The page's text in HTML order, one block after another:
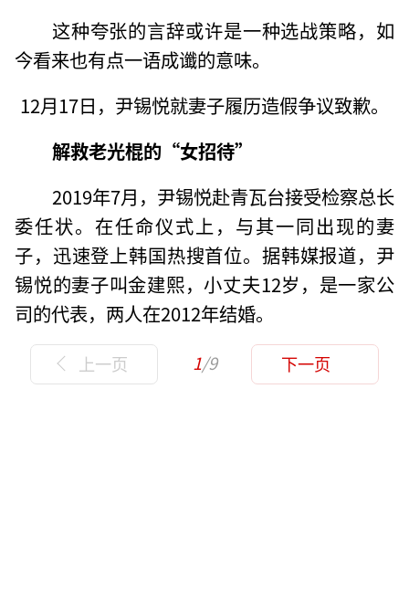
这种夸张的言辞或许是一种选战策略，如
今看来也有点一语成谶的意味。
12月17日，尹锡悦就妻子履历造假争议致歉。
解救老光棍的“女招待”
2019年7月，尹锡悦赴青瓦台接受检察总长
委任状。在任命仪式上，与其一同出现的妻
子，迅速登上韩国热搜首位。据韩媒报道，尹
锡悦的妻子叫金建熙，小丈夫12岁，是一家公
司的代表，两人在2012年结婚。
上一页 1/9 下一页